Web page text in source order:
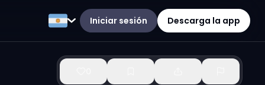
Iniciar sesión Descarga la app